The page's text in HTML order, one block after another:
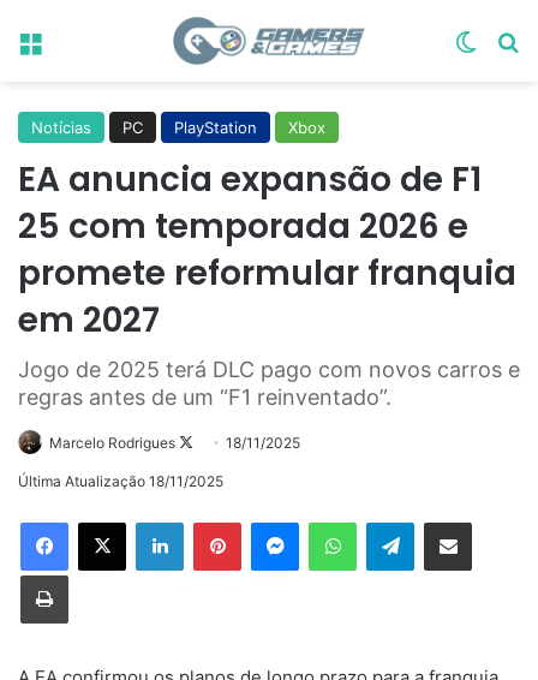
Menu
Notícias PC PlayStation Xbox
EA anuncia expansão de F1
25 com temporada 2026 e
promete reformular franquia
em 2027
Jogo de 2025 terá DLC pago com novos carros e
regras antes de um “F1 reinventado”.
Marcelo Rodrigues
Follow18/11/2025
Última Atualização 18/11/2025
LinkedinPinterestMessengerWhatsAppTelegramCompartilhar via e-mail
Imprimir